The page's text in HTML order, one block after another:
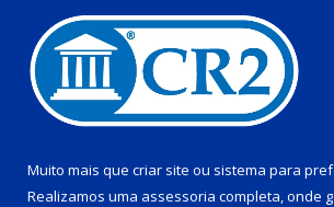
Muito mais que criar site ou sistema para
Realizamos uma assessoria completa, onde